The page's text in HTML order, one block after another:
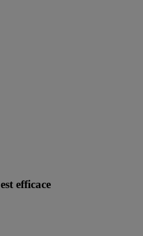
efficace